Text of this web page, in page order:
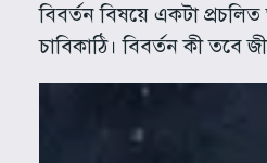
বিবর্তন বিষয়ে একটা
চাবিকাঠি। বিবর্তন কী